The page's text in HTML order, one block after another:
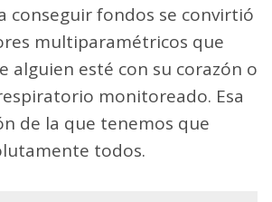
conseguir fondos se convirtió
multiparamétricos que
alguien esté con su corazón o
monitoreado. Esa
de la que tenemos que
todos.